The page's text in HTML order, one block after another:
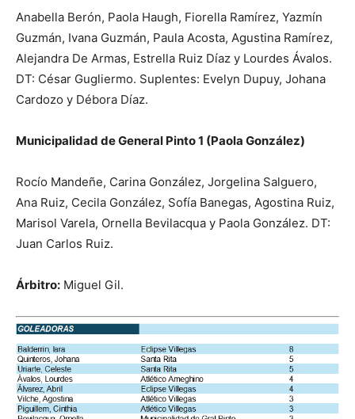
Anabella Berón, Paola Haugh, Fiorella Ramírez, Yazmín
Guzmán, Ivana Guzmán, Paula Acosta, Agustina Ramírez,
Alejandra De Armas, Estrella Ruiz Díaz y Lourdes Ávalos.
DT: César Gugliermo. Suplentes: Evelyn Dupuy, Johana
Cardozo y Débora Díaz.
Municipalidad de General Pinto 1 (Paola González)
Rocío Mandeñe, Carina González, Jorgelina Salguero,
Ana Ruiz, Cecila González, Sofía Banegas, Agostina Ruiz,
Marisol Varela, Ornella Bevilacqua y Paola González. DT:
Juan Carlos Ruiz.
Árbitro: Miguel Gil.